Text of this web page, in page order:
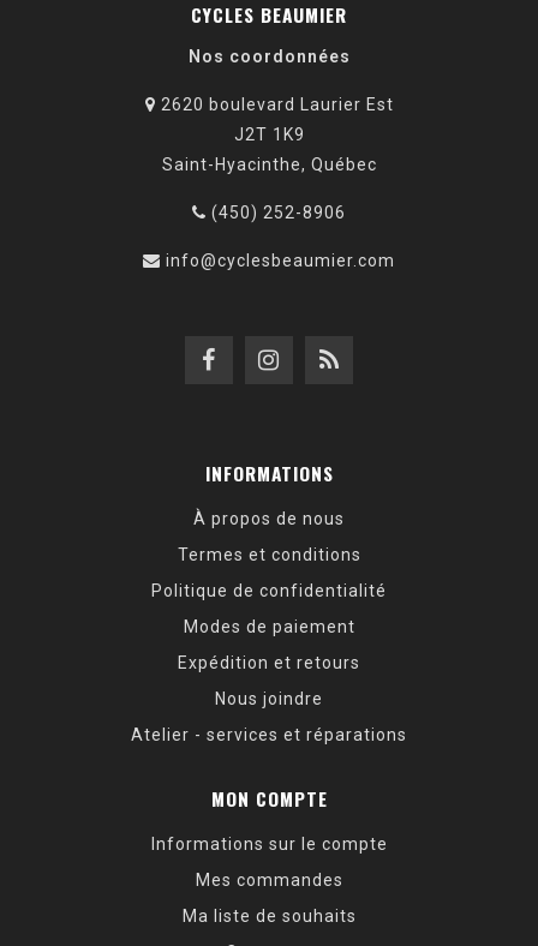
CYCLES BEAUMIER
Nos coordonnées
2620 boulevard Laurier Est
J2T 1K9
Saint-Hyacinthe, Québec
(450) 252-8906
info@cyclesbeaumier.com
INFORMATIONS
À propos de nous
Termes et conditions
Politique de confidentialité
Modes de paiement
Expédition et retours
Nous joindre
Atelier - services et réparations
MON COMPTE
Informations sur le compte
Mes commandes
Ma liste de souhaits